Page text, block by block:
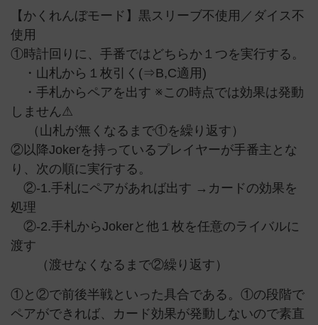
【かくれんぼモード】黒スリーブ不使用／ダイス不
使用
①時計回りに、手番ではどちらか１つを実行する。
・山札から１枚引く(⇒B,C適用)
・手札からペアを出す ※この時点では効果は発動
しません⚠
（山札が無くなるまで①を繰り返す）
②以降Jokerを持っているプレイヤーが手番主とな
り、次の順に実行する。
②-1.手札にペアがあれば出す →カードの効果を
処理
②-2.手札からJokerと他１枚を任意のライバルに
渡す
（渡せなくなるまで②繰り返す）
①と②で前後半戦といった具合である。①の段階で
ペアができれば、カード効果が発動しないので素直